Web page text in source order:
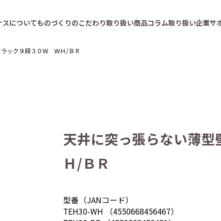
スについてものづくりのこだわり取り扱い商品コラム取り扱い企業サ
ラック９段３０Ｗ ＷＨ/ＢＲ
天井に突っ張らない薄
Ｈ/ＢＲ
型番（JANコード）
TEH30-WH （4550668456467）